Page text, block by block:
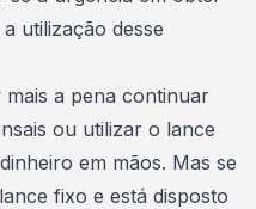
utilização desse
a pena continuar
ou utilizar o lance
em mãos. Mas se
fixo e está disposto